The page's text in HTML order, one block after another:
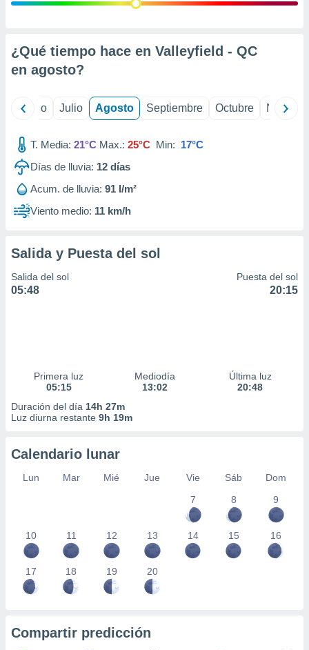
e
mediante
de
1199
¿Qué tiempo hace en Valleyfield - QC
en agosto?
Junio Julio Agosto Septiembre Octubre
T. Media: 21°C Max.: 25°C Min: 17°C
Días de lluvia: 12 días
Acum. de lluvia: 91 l/m²
Viento medio: 11 km/h
Salida y Puesta del sol
Salida del sol
05:48
Puesta del sol
20:15
Primera luz
05:15
Mediodía
13:02
Última luz
20:48
Duración del día 14h 27m
Luz diurna restante 9h 19m
Calendario lunar
Lun Mar Mié Jue Vie Sáb
Dom
7
8 9
10 11 12 13 14 15 16
17 18 19 20
Compartir predicción